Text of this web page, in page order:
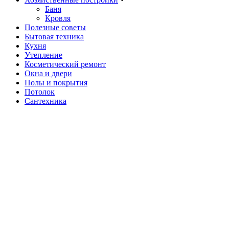
Баня
Кровля
Полезные советы
Бытовая техника
Кухня
Утепление
Косметический ремонт
Окна и двери
Полы и покрытия
Потолок
Сантехника